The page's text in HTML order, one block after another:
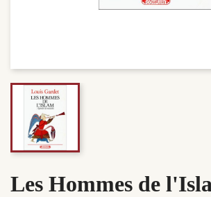
Les Hommes de